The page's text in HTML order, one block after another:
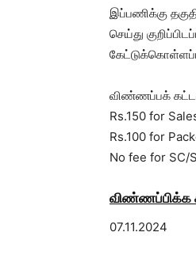
இப்பணிக்கு
செய்து
விண்ணப்பக்
Rs.150 for
Rs.100 for
No fee for SC/
விண்ணப்பிக்க
07.11.2024